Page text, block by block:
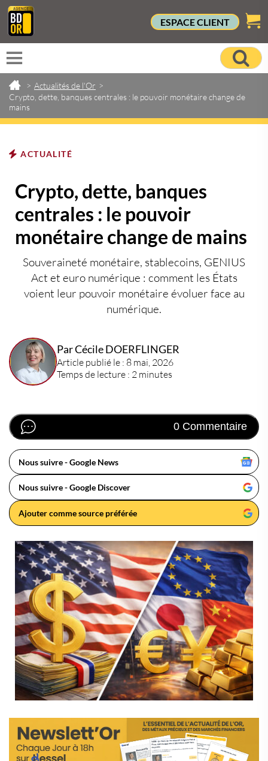
ESPACE CLIENT
> Actualités de l'Or >
Crypto, dette, banques centrales : le pouvoir monétaire change de
mains
ACTUALITÉ
Crypto, dette, banques
centrales : le pouvoir
monétaire change de mains
Souveraineté monétaire, stablecoins, GENIUS
Act et euro numérique : comment les États
voient leur pouvoir monétaire évoluer face au
numérique.
Par Cécile DOERFLINGER
Article publié le : 8 mai, 2026
Temps de lecture : 2 minutes
0 Commentaire
Nous suivre - Google News
Nous suivre - Google Discover
Ajouter comme source préférée